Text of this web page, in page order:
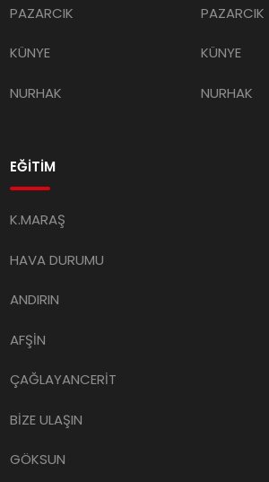
PAZARCIK
KÜNYE
NURHAK
PAZARCIK
KÜNYE
NURHAK
EĞİTİM
K.MARAŞ
HAVA DURUMU
ANDIRIN
AFŞİN
ÇAĞLAYANCERİT
BİZE ULAŞIN
GÖKSUN